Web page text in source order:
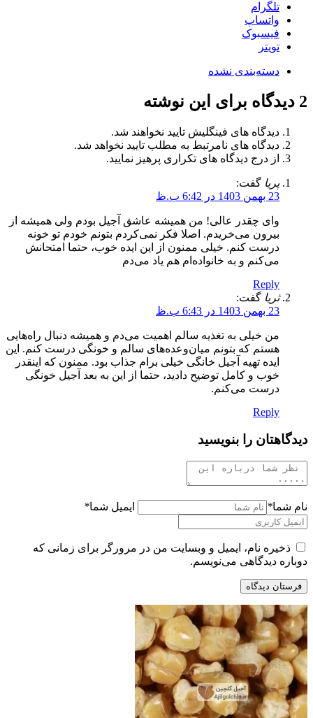
تلگرام
واتساپ
فیسبوک
تویتر
دسته‌بندی نشده
2 دیدگاه برای این نوشته
دیدگاه های فینگلیش تایید نخواهند شد.
دیدگاه های نامرتبط به مطلب تایید نخواهد شد.
از درج دیدگاه های تکراری پرهیز نمایید.
پریا گفت:
23 بهمن 1403 در 6:42 ب.ظ
وای چقدر عالی! من همیشه عاشق آجیل بودم ولی همیشه از
بیرون می‌خریدم. اصلا فکر نمی‌کردم بتونم خودم تو خونه
درست کنم. خیلی ممنون از این ایده خوب، حتما امتحانش
می‌کنم و به خانواده‌ام هم یاد می‌دم
Reply
ثریا گفت:
23 بهمن 1403 در 6:43 ب.ظ
من خیلی به تغذیه سالم اهمیت می‌دم و همیشه دنبال راه‌هایی
هستم که بتونم میان‌وعده‌های سالم و خونگی درست کنم. این
ایده تهیه آجیل خانگی خیلی برام جذاب بود. ممنون که اینقدر
خوب و کامل توضیح دادید، حتما از این به بعد آجیل خونگی
درست می‌کنم.
Reply
دیدگاهتان را بنویسید
نام شما* ایمیل شما*
ذخیره نام، ایمیل و وبسایت من در مرورگر برای زمانی که
دوباره دیدگاهی می‌نویسم.